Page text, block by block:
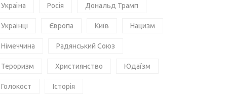
Україна Росія Дональд Трамп
Українці Європа Київ Нацизм
Німеччина Радянський Союз
Тероризм Християнство Юдаїзм
Голокост Історія